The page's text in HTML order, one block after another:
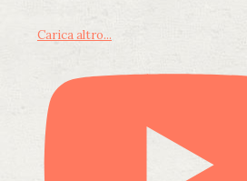
Carica altro...